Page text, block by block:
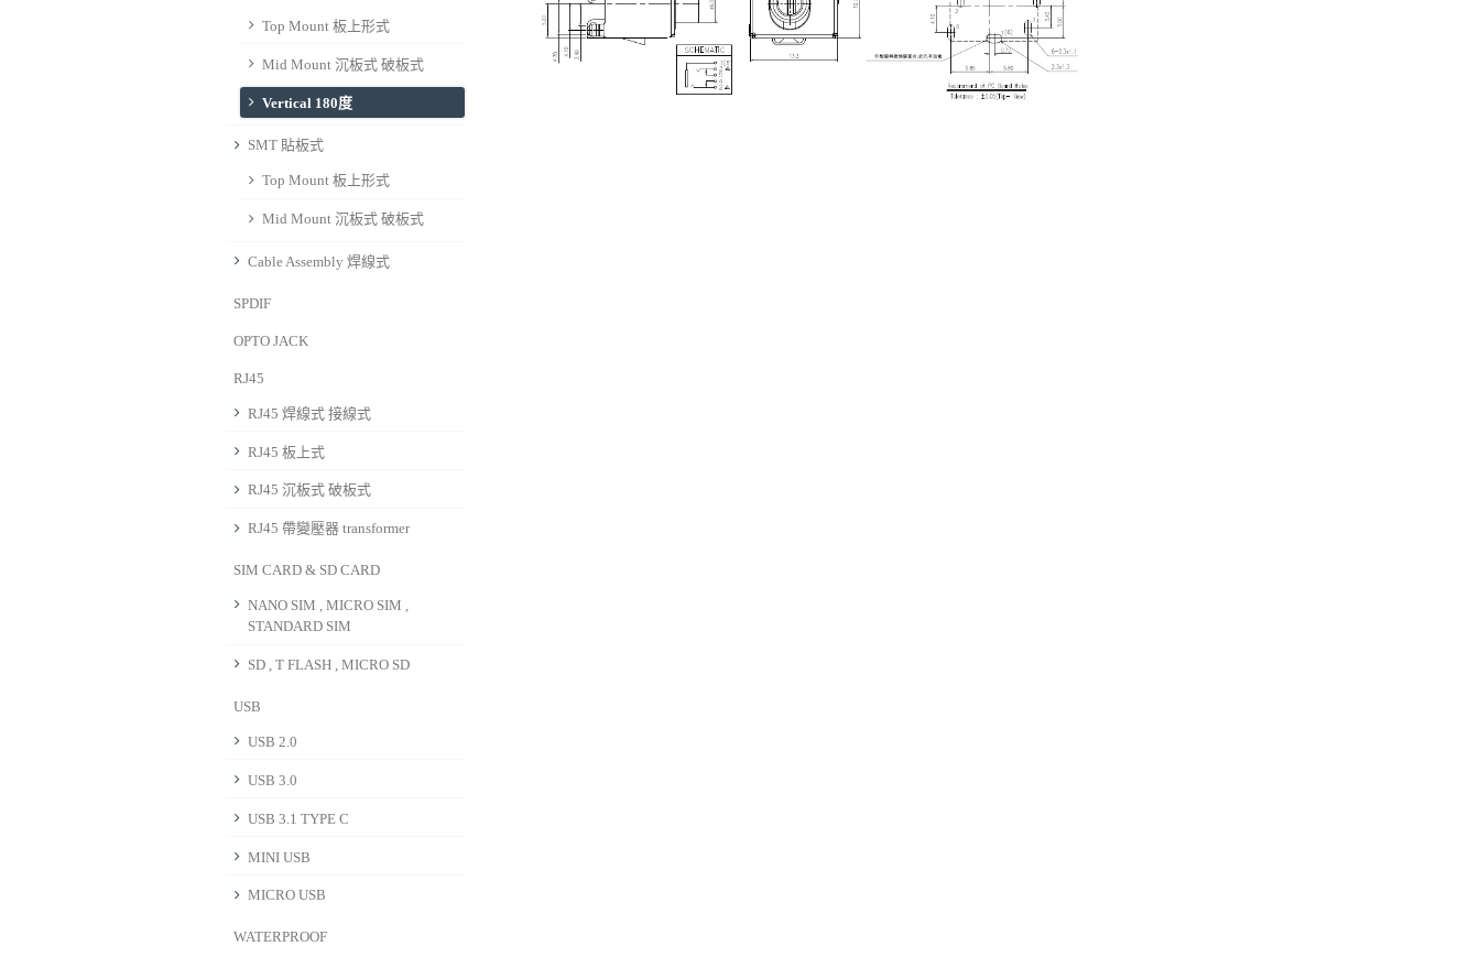
Top Mount 板上形式
Mid Mount 沉板式 破板式
Vertical 180度
SMT 貼板式
Top Mount 板上形式
Mid Mount 沉板式 破板式
Cable Assembly 焊線式
SPDIF
OPTO JACK
RJ45
RJ45 焊線式 接線式
RJ45 板上式
RJ45 沉板式 破板式
RJ45 帶變壓器 transformer
SIM CARD & SD CARD
NANO SIM , MICRO SIM ,
STANDARD SIM
SD , T FLASH , MICRO SD
USB
USB 2.0
USB 3.0
USB 3.1 TYPE C
MINI USB
MICRO USB
WATERPROOF